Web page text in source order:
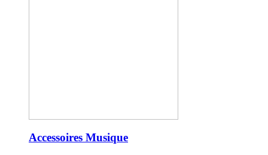
Accessoires Musique